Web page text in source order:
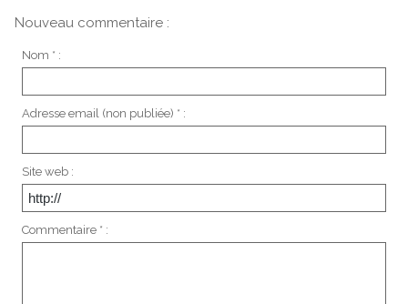
Nouveau commentaire :
Nom * :
Adresse email (non publiée) * :
Site web :
Commentaire * :